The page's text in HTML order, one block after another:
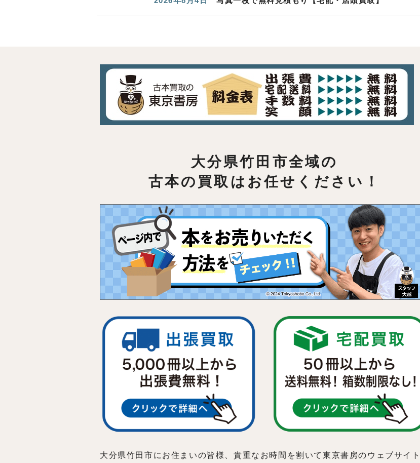
大分県竹田市全域の
古本の買取はお任せください！
大分県竹田市にお住まいの皆様、貴重なお時間を割いて東京書房のウェブサイト